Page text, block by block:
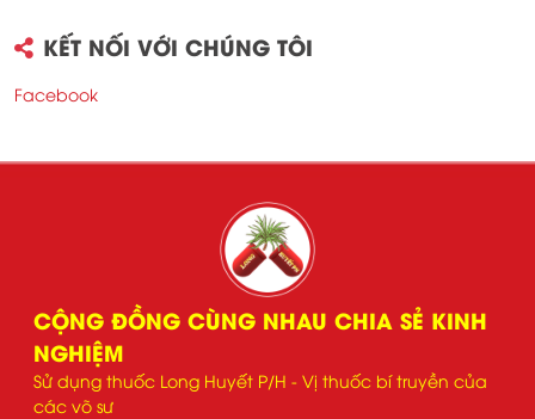
KẾT NỐI VỚI CHÚNG TÔI
Facebook
CỘNG ĐỒNG CÙNG NHAU CHIA SẺ KINH
NGHIỆM
Sử dụng thuốc Long Huyết P/H - Vị thuốc bí truyền của
các võ sư